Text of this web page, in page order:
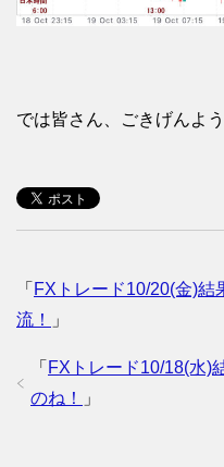
では皆さん、ごきげんよう
「 FXトレード10/20(金)結
流！
」
「 FXトレード10/18(水)
のね！
」